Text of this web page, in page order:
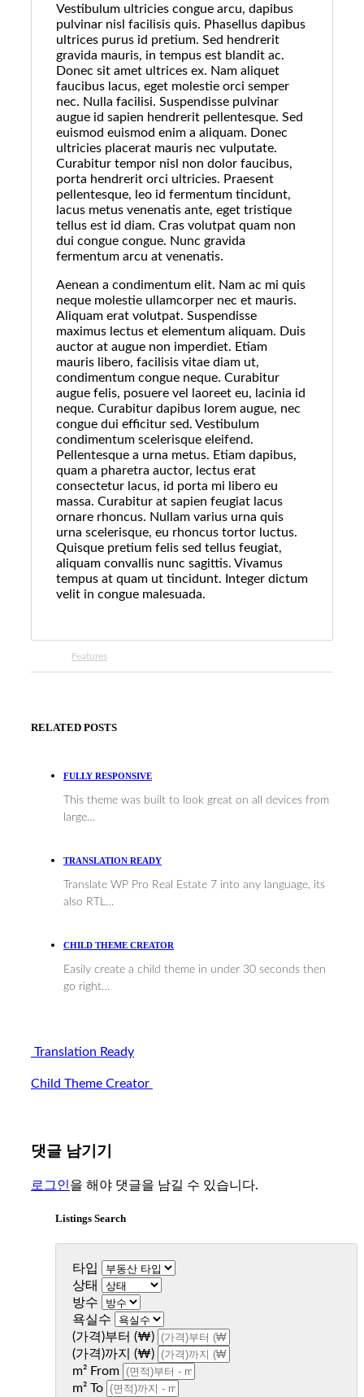
Vestibulum ultricies congue arcu, dapibus
pulvinar nisl facilisis quis. Phasellus dapibus
ultrices purus id pretium. Sed hendrerit
gravida mauris, in tempus est blandit ac.
Donec sit amet ultrices ex. Nam aliquet
faucibus lacus, eget molestie orci semper
nec. Nulla facilisi. Suspendisse pulvinar
augue id sapien hendrerit pellentesque. Sed
euismod euismod enim a aliquam. Donec
ultricies placerat mauris nec vulputate.
Curabitur tempor nisl non dolor faucibus,
porta hendrerit orci ultricies. Praesent
pellentesque, leo id fermentum tincidunt,
lacus metus venenatis ante, eget tristique
tellus est id diam. Cras volutpat quam non
dui congue congue. Nunc gravida
fermentum arcu at venenatis.
Aenean a condimentum elit. Nam ac mi quis
neque molestie ullamcorper nec et mauris.
Aliquam erat volutpat. Suspendisse
maximus lectus et elementum aliquam. Duis
auctor at augue non imperdiet. Etiam
mauris libero, facilisis vitae diam ut,
condimentum congue neque. Curabitur
augue felis, posuere vel laoreet eu, lacinia id
neque. Curabitur dapibus lorem augue, nec
congue dui efficitur sed. Vestibulum
condimentum scelerisque eleifend.
Pellentesque a urna metus. Etiam dapibus,
quam a pharetra auctor, lectus erat
consectetur lacus, id porta mi libero eu
massa. Curabitur at sapien feugiat lacus
ornare rhoncus. Nullam varius urna quis
urna scelerisque, eu rhoncus tortor luctus.
Quisque pretium felis sed tellus feugiat,
aliquam convallis nunc sagittis. Vivamus
tempus at quam ut tincidunt. Integer dictum
velit in congue malesuada.
Features
RELATED POSTS
FULLY RESPONSIVE
This theme was built to look great on all devices from
large…
TRANSLATION READY
Translate WP Pro Real Estate 7 into any language, its
also RTL…
CHILD THEME CREATOR
Easily create a child theme in under 30 seconds then
go right…
Translation Ready
Child Theme Creator
댓글 남기기
로그인 을 해야 댓글을 남길 수 있습니다.
Listings Search
타입
상태
방수
욕실수
(가격)부터 (₩)
(가격)까지 (₩)
m² From
m² To